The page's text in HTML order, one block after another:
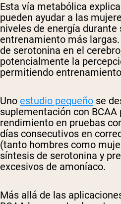
Esta vía metabólica
pueden ayudar a las
niveles de energía durante
entrenamiento más
de serotonina en el
potencialmente la
permitiendo
Uno estudio pequeño se
suplementación con
rendimiento en pruebas
días consecutivos en
(tanto hombres como
síntesis de serotonina y
excesivos de amoníaco.
Más allá de las